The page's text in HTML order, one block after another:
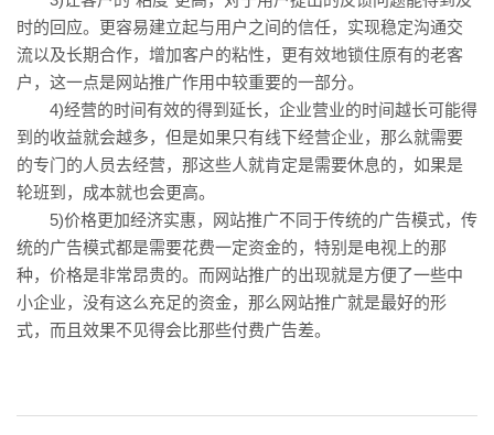
时的回应。更容易建立起与用户之间的信任，实现稳定沟通交
流以及长期合作，增加客户的粘性，更有效地锁住原有的老客
户，这一点是网站推广作用中较重要的一部分。
4)经营的时间有效的得到延长，企业营业的时间越长可能得
到的收益就会越多，但是如果只有线下经营企业，那么就需要
的专门的人员去经营，那这些人就肯定是需要休息的，如果是
轮班到，成本就也会更高。
5)价格更加经济实惠，网站推广不同于传统的广告模式，传
统的广告模式都是需要花费一定资金的，特别是电视上的那
种，价格是非常昂贵的。而网站推广的出现就是方便了一些中
小企业，没有这么充足的资金，那么网站推广就是最好的形
式，而且效果不见得会比那些付费广告差。